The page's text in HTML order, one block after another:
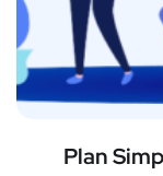
Plan